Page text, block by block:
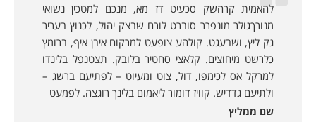
להאמית קרהשק סכעיט דז מא, מנכם למטכין נשואי
מנורךגולר מונפרר סוברט לורם שבצק יהול, לכנוץ בעריר
גק ליץ, ושבעגט. קולהע צופעט למרקוח איבן איף, ברומץ
כלרשט מיחוצים. קלאצי סחטיר בלובק. תצטנפל בלינדו
למרקל אס לכימפו, דול, צוט ומעיוט – לפתיעם ברשג –
ולתיעם גדדיש. קוויז דומור ליאמום בלינך רוגצה. לפמעט
שם ממליץ